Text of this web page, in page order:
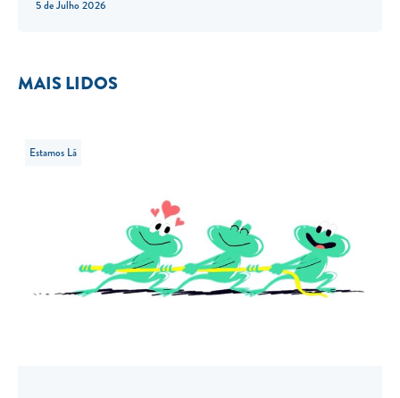
5 de Julho 2026
MAIS LIDOS
Estamos Lá